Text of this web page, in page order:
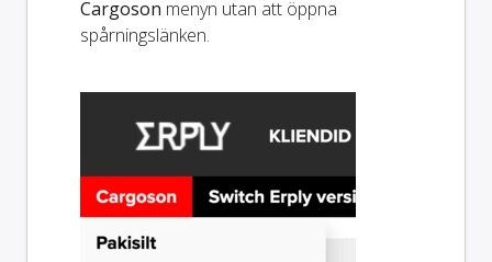
Cargoson menyn utan att öppna
spårningslänken.